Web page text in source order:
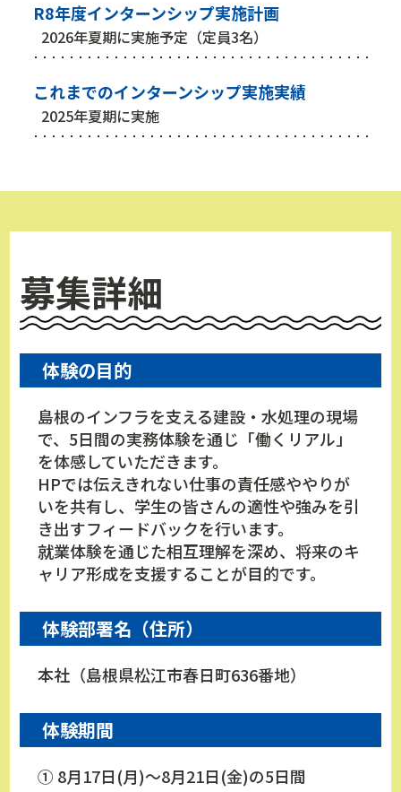
R8年度インターンシップ実施計画
2026年夏期に実施予定（定員3名）
これまでのインターンシップ実施実績
2025年夏期に実施
募集詳細
体験の目的
島根のインフラを支える建設・水処理の現場
で、5日間の実務体験を通じ「働くリアル」
を体感していただきます。
HPでは伝えきれない仕事の責任感ややりが
いを共有し、学生の皆さんの適性や強みを引
き出すフィードバックを行います。
就業体験を通じた相互理解を深め、将来のキ
ャリア形成を支援することが目的です。
体験部署名（住所）
本社（島根県松江市春日町636番地）
体験期間
① 8月17日(月)～8月21日(金)の5日間